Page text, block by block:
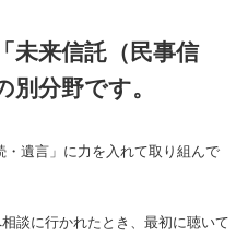
未来信託（民事信
分野です。
遺言」に力を入れて取り組んで
談に行かれたとき、最初に聴いて